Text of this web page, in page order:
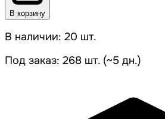
В корзину
В наличии: 20 шт.
Под заказ: 268 шт. (~5 дн.)